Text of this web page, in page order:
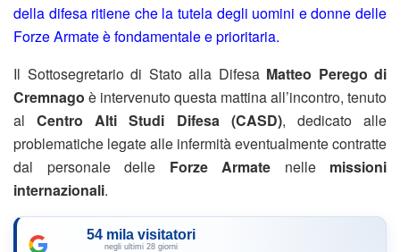
della difesa ritiene che la tutela degli uomini e donne delle
Forze Armate è fondamentale e prioritaria.
Il Sottosegretario di Stato alla Difesa Matteo Perego di
Cremnago è intervenuto questa mattina all’incontro, tenuto
alCentro Alti Studi Difesa (CASD), dedicato alle
problematiche legate alle infermità eventualmente contratte
dal personale delle Forze Armate nelle missioni
internazionali.
54 mila visitatori
negli ultimi 28 giorni